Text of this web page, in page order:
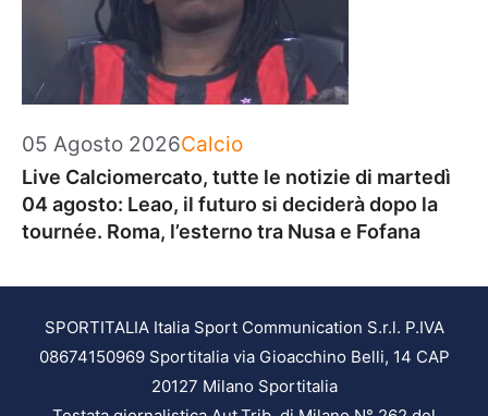
05 Agosto 2026Categorie
Calcio
Live Calciomercato, tutte le notizie di martedì
04 agosto: Leao, il futuro si deciderà dopo la
tournée. Roma, l’esterno tra Nusa e Fofana
SPORTITALIA Italia Sport Communication S.r.l. P.IVA
08674150969 Sportitalia via Gioacchino Belli, 14 CAP
20127 Milano Sportitalia